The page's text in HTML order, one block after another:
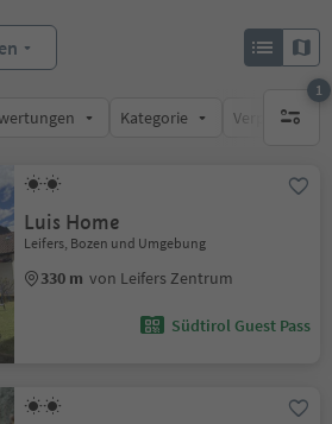
Kategorie
1
1
Luis Home
Leifers, Bozen und Umgebung
330 m von Leifers Zentrum
Südtirol Guest Pass